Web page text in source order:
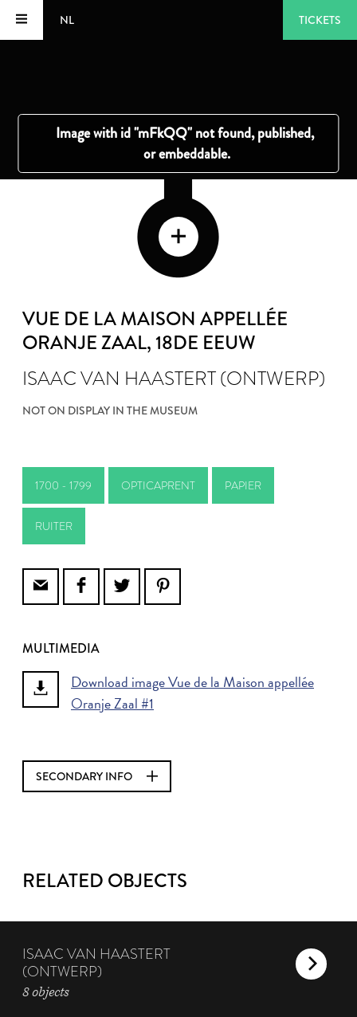
NL TICKETS
VUE DE LA MAISON APPELLÉE
ORANJE ZAAL, 18DE EEUW
ISAAC VAN HAASTERT (ONTWERP)
NOT ON DISPLAY IN THE MUSEUM
1700 - 1799 OPTICAPRENT PAPIER
RUITER
MULTIMEDIA
Download image Vue de la Maison appellée
Oranje Zaal #1
SECONDARY INFO
RELATED OBJECTS
ISAAC VAN HAASTERT
(ONTWERP)
8 objects